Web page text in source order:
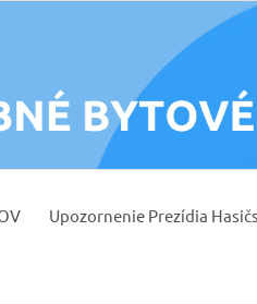
Upozornenie Prezídia